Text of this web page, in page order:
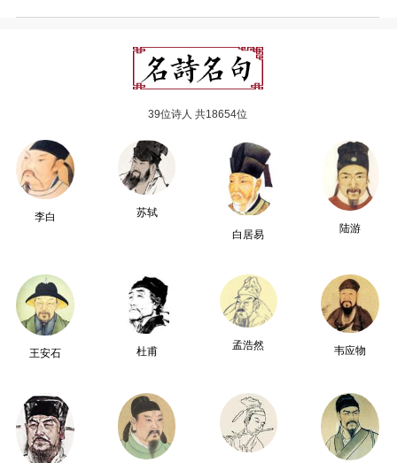
39位诗人 共18654位
李白
苏轼
白居易
陆游
王安石 杜甫
孟浩然 韦应物